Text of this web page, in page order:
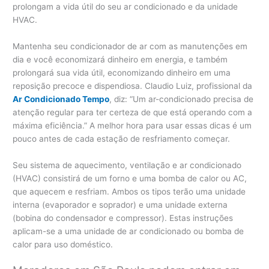
prolongam a vida útil do seu ar condicionado e da unidade
HVAC.
Mantenha seu condicionador de ar com as manutenções em
dia e você economizará dinheiro em energia, e também
prolongará sua vida útil, economizando dinheiro em uma
reposição precoce e dispendiosa. Claudio Luiz, profissional da
Ar Condicionado Tempo, diz: “Um ar-condicionado precisa de
atenção regular para ter certeza de que está operando com a
máxima eficiência.” A melhor hora para usar essas dicas é um
pouco antes de cada estação de resfriamento começar.
Seu sistema de aquecimento, ventilação e ar condicionado
(HVAC) consistirá de um forno e uma bomba de calor ou AC,
que aquecem e resfriam. Ambos os tipos terão uma unidade
interna (evaporador e soprador) e uma unidade externa
(bobina do condensador e compressor). Estas instruções
aplicam-se a uma unidade de ar condicionado ou bomba de
calor para uso doméstico.